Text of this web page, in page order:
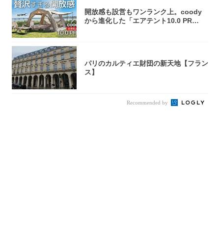
開放感も設営もワンランク上。coody
から進化した「エアテント10.0 PR
パリのカルティエ財団の新天地【フラン
ス】
Recommended by